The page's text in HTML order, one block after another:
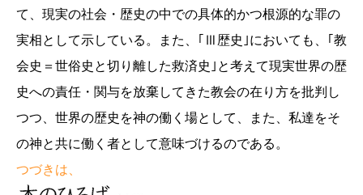
て、現実の社会・歴史の中での具体的かつ根源的な罪の
実相として示している。また、｢Ⅲ歴史｣においても、｢教
会史＝世俗史と切り離した救済史｣と考えて現実世界の歴
史への責任・関与を放棄してきた教会の在り方を批判し
つつ、世界の歴史を神の働く場として、また、私達をそ
の神と共に働く者として意味づけるのである。
つづきは、